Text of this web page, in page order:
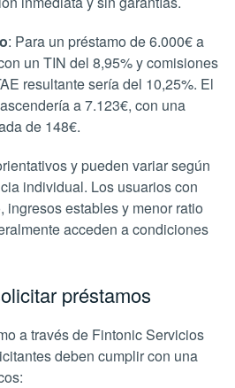
: Para un préstamo de 6.000€ a
un TIN del 8,95% y comisiones
resultante sería del 10,25%. El
a 7.123€, con una
de 148€.
y pueden variar según
individual. Los usuarios con
ingresos estables y menor ratio
acceden a condiciones
préstamos
a través de Fintonic Servicios
deben cumplir con una